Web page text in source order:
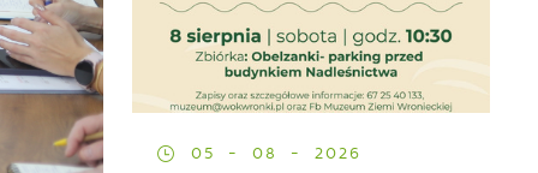
05 - 08 - 2026